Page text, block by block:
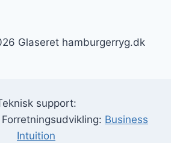
Glaseret hamburgerryg.dk
support:
Business
Intuition